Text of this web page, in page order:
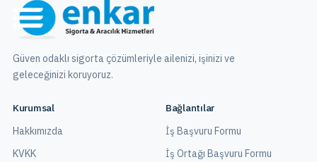
Güven odaklı sigorta çözümleriyle ailenizi, işinizi ve
geleceğinizi koruyoruz.
Kurumsal
Hakkımızda
KVKK
Bağlantılar
İş Başvuru Formu
İş Ortağı Başvuru Formu